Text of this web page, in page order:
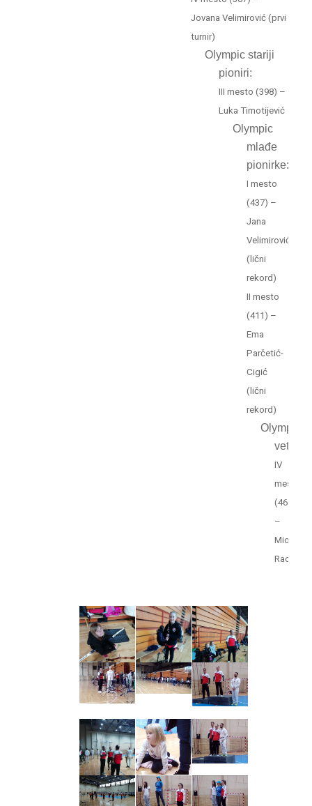
Jovana Velimirović (prvi
turnir)
Olympic stariji
pioniri:
III mesto (398) –
Luka Timotijević
Olympic
mlađe
pionirke:
I mesto
(437) –
Jana
Velimirović
(lični
rekord)
II mesto
(411) –
Ema
Parčetić-
Cigić
(lični
rekord)
Olympic
IV
mesto
(468)
–
Miodrag
Racković